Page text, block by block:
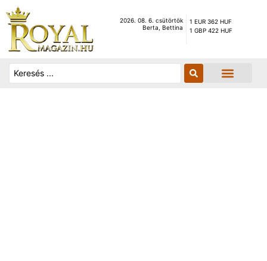
2026. 08. 6. csütörtök
Berta, Bettina
1 EUR 362 HUF
1 GBP 422 HUF